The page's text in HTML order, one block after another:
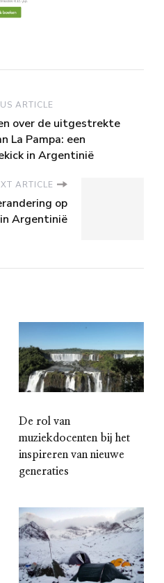
ARTICLE
over de uitgestrekte
La Pampa: een
in Argentinië
ARTICLE
op
Argentinië
De rol van
muziekdocenten bij het
inspireren van nieuwe
generaties